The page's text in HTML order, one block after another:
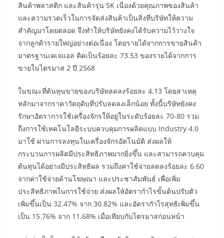
สินค้าพลาสติก และสินค้ารุ่น 5K เนื่องด้วยคุณภาพของสินค้า
และความรวดเร็วในการจัดส่งสินค้าเป็นสิ่งที่บริษัทให้ความ
สำคัญมาโดยตลอด จึงทำให้บริษัทยังคงได้รับความไว้วางใจ
จากลูกค้ารายใหญ่อย่างต่อเนื่อง โดยรายได้จากการขายสินค้า
มาตรฐานเคเจแอล คิดเป็นร้อยละ 73.53 ของรายได้จากการ
ขายในไตรมาส 2 ปี 2568
ในขณะที่ต้นทุนขายของบริษัทลดลงร้อยละ 4.13 โดยสาเหตุ
หลักมาจากราคาวัตถุดิบที่ปรับลดลงเล็กน้อย ทั้งนี้บริษัทยังคง
รักษาอัตราการใช้เครื่องจักรให้อยู่ในระดับร้อยละ 70-80 รวม
ถึงการใช้เทคโนโลยีระบบควบคุมการผลิตแบบ Industry 4.0
มาใช้ ผ่านการลงทุนในเครื่องจักรอัตโนมัติ ส่งผลให้
กระบวนการผลิตมีประสิทธิภาพมากยิ่งขึ้น และสามารถควบคุม
ต้นทุนได้อย่างมีประสิทธิผล รวมถึงค่าใช้จ่ายลดลงร้อยละ 6.60
จากค่าใช้จ่ายด้านโฆษณา และประชาสัมพันธ์ เพื่อเพิ่ม
ประสิทธิภาพในการใช้จ่าย ส่งผลให้อัตรากำไรขั้นต้นปรับตัว
เพิ่มขึ้นเป็น 32.47% จาก 30.82% และอัตรากำไรสุทธิเพิ่มขึ้น
เป็น 15.76% จาก 11.68% เมื่อเทียบกับไตรมาสก่อนหน้า